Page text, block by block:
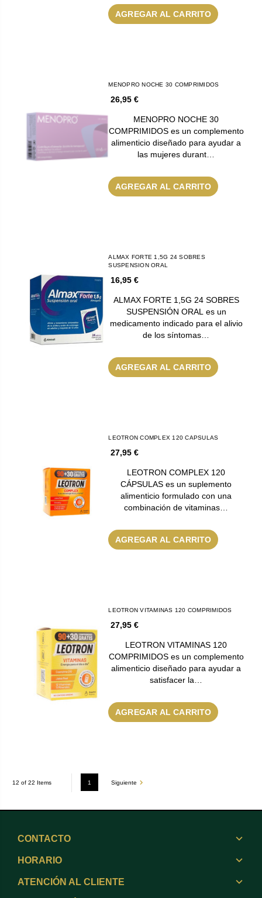
AGREGAR AL CARRITO
MENOPRO NOCHE 30 COMPRIMIDOS
26,95 €
MENOPRO NOCHE 30
COMPRIMIDOS es un complemento
alimenticio diseñado para ayudar a
las mujeres durant…
AGREGAR AL CARRITO
ALMAX FORTE 1,5G 24 SOBRES
SUSPENSION ORAL
16,95 €
ALMAX FORTE 1,5G 24 SOBRES
SUSPENSIÓN ORAL es un
medicamento indicado para el alivio
de los síntomas…
AGREGAR AL CARRITO
LEOTRON COMPLEX 120 CAPSULAS
27,95 €
LEOTRON COMPLEX 120
CÁPSULAS es un suplemento
alimenticio formulado con una
combinación de vitaminas…
AGREGAR AL CARRITO
LEOTRON VITAMINAS 120 COMPRIMIDOS
27,95 €
LEOTRON VITAMINAS 120
COMPRIMIDOS es un complemento
alimenticio diseñado para ayudar a
satisfacer la…
AGREGAR AL CARRITO
12 of 22 Items 1 Siguiente
CONTACTO
HORARIO
ATENCIÓN AL CLIENTE